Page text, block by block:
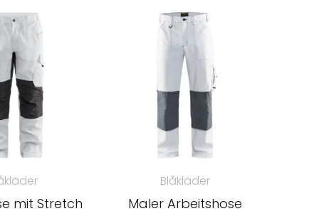
mit Stretch
Blåkläder
Maler Arbeitshose